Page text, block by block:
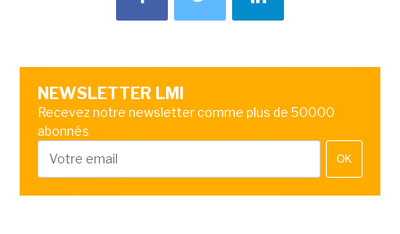
NEWSLETTER LMI
Recevez notre newsletter comme plus de 50000
abonnés
OK